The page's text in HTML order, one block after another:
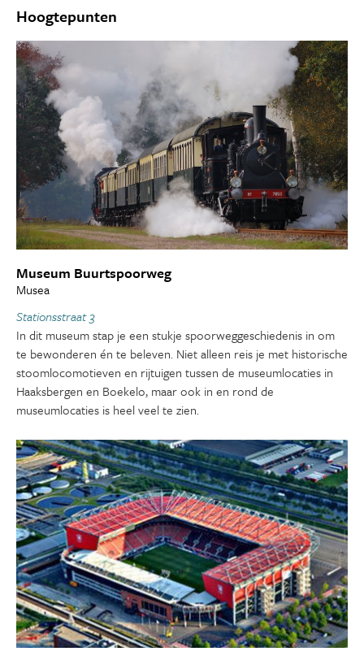
Hoogtepunten
Museum Buurtspoorweg
Musea
Stationsstraat 3
In dit museum stap je een stukje spoorweggeschiedenis in om
te bewonderen én te beleven. Niet alleen reis je met historische
stoomlocomotieven en rijtuigen tussen de museumlocaties in
Haaksbergen en Boekelo, maar ook in en rond de
museumlocaties is heel veel te zien.